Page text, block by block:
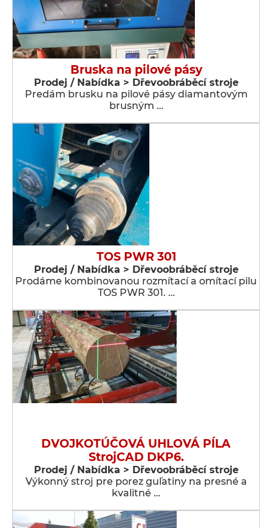
Bruska na pilové pásy
Prodej / Nabídka > Dřevoobráběcí stroje
Predám brusku na pilové pásy diamantovým
brusným …
TOS PWR 301
Prodej / Nabídka > Dřevoobráběcí stroje
Prodáme kombinovanou rozmítací a omítací pilu
TOS PWR 301. …
DVOJKOTÚČOVÁ UHLOVÁ PÍLA
StrojCAD DKP6.
Prodej / Nabídka > Dřevoobráběcí stroje
Výkonný stroj pre porez guľatiny na presné a
kvalitné …